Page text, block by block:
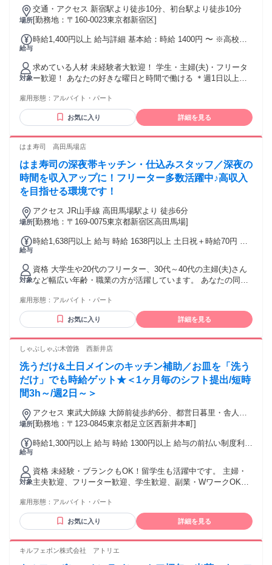
場所
交通・アクセス 新宿駅より徒歩10分、初台駅より徒歩10分
[勤務地：〒160-0023東京都新宿区]
給与
時給1,400円以上 給与詳細 基本給：時給 1400円 〜 ※高校生
対象
求めている人材 未経験者大歓迎！ 学生・主婦(夫)・フリータ
ー歓迎！ あなたの好きな曜日と時間で働ける ＊週1日以上OK
大歓迎！ ＊ＷワークOK ＊副業・かけもちも可 ＜業務上日本
語力必要＞ 日本語能力試験N1と同程度、 読み書き・会話の日
本語力が必要です。
雇用形態： アルバイト・パート
お気に入り 詳細を見る
はま寿司 高田馬場店
はま寿司の深夜帯キッチン・仕込みスタッフ／深夜の
時間を収入アップに！フリーター多数活躍中♪高収入
を目指せる環境です！
場所
アクセス JR山手線 高田馬場駅より 徒歩6分
[勤務地：〒169-0075東京都新宿区高田馬場]
給与
時給1,638円以上 給与 時給 1638円以上 土日祝＋時給70円 ＊
を給料日前に受け取れる「前払い制度」もあります。 交通
費：交通費支給 月20,000円迄支給します。
対象
資格 大学生や20代のフリーター、30代～40代の主婦(夫)さん
など幅広い年齢・職業の方が活躍しています。 あなたの同世
とわかりやすいマニュアルもあるので、アルバイトが初め
て・久しぶり…といった方でも安心して働けますよ。 パー
ト、アルバイト、正社員などこれまでの経歴も一切不問！ コ
した初心者も活躍中です。 ＊経験者優遇 カフェ・ファミレ
(キッチン)・洗い場(皿洗い)などの経験者は大歓迎！
雇用形態： アルバイト・パート
お気に入り 詳細を見る
しゃぶしゃぶ木曽路 西新井店
洗うだけ&土日メインのキッチン補助／お皿を「洗う
だけ」でも時給ゲット★＜1ヶ月毎のシフト提出/短時
間3h～/週2日～＞
場所
アクセス 東武大師線 大師前徒歩約6分、都営日暮里・舎人ラ
イナー 西新井大師西東口徒歩約11分、都営日暮里・舎人ライ
[勤務地：〒123-0845東京都足立区西新井本町]
給与
時給1,300円以上 給与 時給 1300円以上 給与の前払い制度利用
校生同額) 交通費：交通費支給 交通費規定支給(自転車通勤
OK・バイク通勤OK)
対象
資格 未経験・ブランクもOK！留学生も活躍中です。 主婦・
主夫歓迎、フリーター歓迎、学生歓迎、副業・WワークOK！
りがあり、スピーディな対応が求められるため) ▼向いてます
▼ ・心機一転、スタートしたい方 ・体を動かすことが好きな
方 ・笑顔の対応できる方 ・コツコツ作業が好きな方 ・料理
ぎたい方 ・土日のみを希望の方 ・家族や友達との時間も大事
雇用形態： アルバイト・パート
お気に入り 詳細を見る
キルフェボン株式会社 アトリエ